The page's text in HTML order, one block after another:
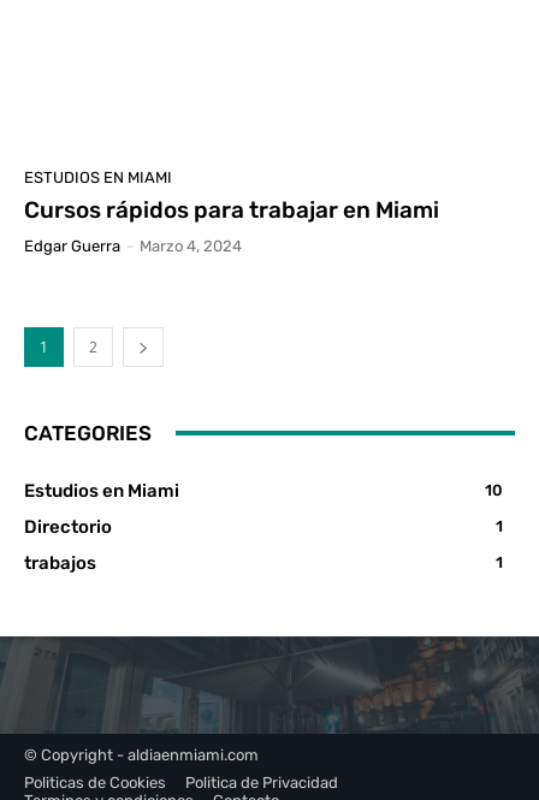
ESTUDIOS EN MIAMI
Cursos rápidos para trabajar en Miami
Edgar Guerra - Marzo 4, 2024
1 2
CATEGORIES
Estudios en Miami 10
Directorio 1
trabajos 1
© Copyright - aldiaenmiami.com
Politicas de Cookies
Politica de Privacidad